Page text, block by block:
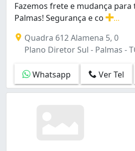
Fazemos frete e mudança
Palmas! Segurança e co
Quadra 612 Alamena 5, 0
Plano Diretor Sul - Palmas -
Whatsapp Ver Tel